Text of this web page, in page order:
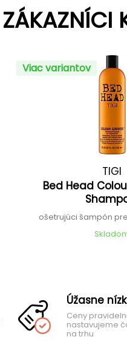
ZÁKAZNÍCI
Viac variantov
TIGI
Bed Head
ošetrujúci šampón
Úžasne
Ceny
nastavujeme
na trhu